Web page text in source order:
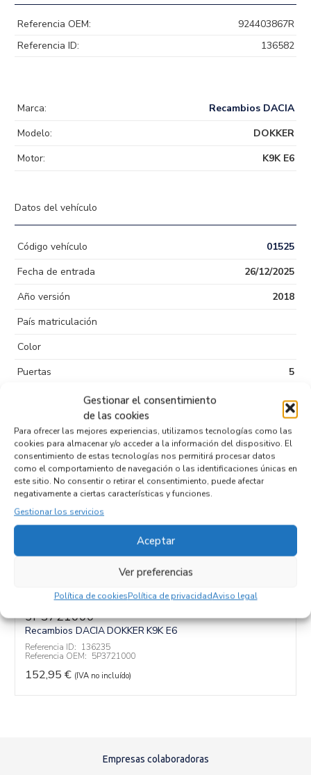
Gestionar el consentimiento
de las cookies
Para ofrecer las mejores experiencias, utilizamos tecnologías como las
cookies para almacenar y/o acceder a la información del dispositivo. El
consentimiento de estas tecnologías nos permitirá procesar datos
como el comportamiento de navegación o las identificaciones únicas en
este sitio. No consentir o retirar el consentimiento, puede afectar
negativamente a ciertas características y funciones.
Gestionar los servicios
Aceptar
Ver preferencias
Política de cookiesPolítica de privacidadAviso legal
Referencia OEM:
924403867R
Referencia ID:
136582
Marca:
Recambios DACIA
Modelo:
DOKKER
Motor:
K9K E6
Datos del vehículo
Código vehículo
01525
Fecha de entrada
26/12/2025
Año versión
2018
País matriculación
Color
Puertas
5
4.200
combustible
Diesel
Código motor
K9K E6
Código cambio
Productos relacionados
CALEFACCION ENTERA NORMAL
5P3721000
Recambios DACIADOKKERK9K E6
Referencia ID: 136235
Referencia OEM: 5P3721000
152,95 € (IVA no incluído)
Empresas colaboradoras